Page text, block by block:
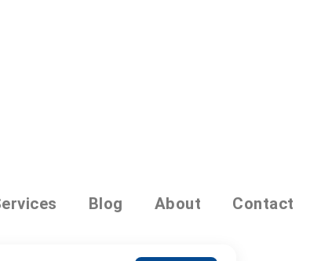
Blog About Contact